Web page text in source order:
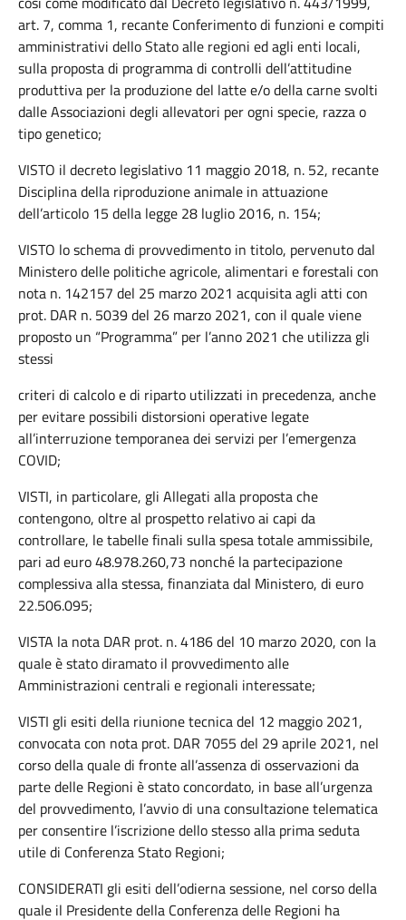
art. 7, comma 1, recante Conferimento di funzioni e compiti
amministrativi dello Stato alle regioni ed agli enti locali,
sulla proposta di programma di controlli dell’attitudine
produttiva per la produzione del latte e/o della carne svolti
dalle Associazioni degli allevatori per ogni specie, razza o
tipo genetico;
VISTO il decreto legislativo 11 maggio 2018, n. 52, recante
Disciplina della riproduzione animale in attuazione
dell’articolo 15 della legge 28 luglio 2016, n. 154;
VISTO lo schema di provvedimento in titolo, pervenuto dal
Ministero delle politiche agricole, alimentari e forestali con
nota n. 142157 del 25 marzo 2021 acquisita agli atti con
prot. DAR n. 5039 del 26 marzo 2021, con il quale viene
proposto un “Programma” per l’anno 2021 che utilizza gli
stessi
criteri di calcolo e di riparto utilizzati in precedenza, anche
per evitare possibili distorsioni operative legate
all’interruzione temporanea dei servizi per l’emergenza
COVID;
VISTI, in particolare, gli Allegati alla proposta che
contengono, oltre al prospetto relativo ai capi da
controllare, le tabelle finali sulla spesa totale ammissibile,
pari ad euro 48.978.260,73 nonché la partecipazione
complessiva alla stessa, finanziata dal Ministero, di euro
22.506.095;
VISTA la nota DAR prot. n. 4186 del 10 marzo 2020, con la
quale è stato diramato il provvedimento alle
Amministrazioni centrali e regionali interessate;
VISTI gli esiti della riunione tecnica del 12 maggio 2021,
convocata con nota prot. DAR 7055 del 29 aprile 2021, nel
corso della quale di fronte all’assenza di osservazioni da
parte delle Regioni è stato concordato, in base all’urgenza
del provvedimento, l’avvio di una consultazione telematica
per consentire l’iscrizione dello stesso alla prima seduta
utile di Conferenza Stato Regioni;
CONSIDERATI gli esiti dell’odierna sessione, nel corso della
quale il Presidente della Conferenza delle Regioni ha